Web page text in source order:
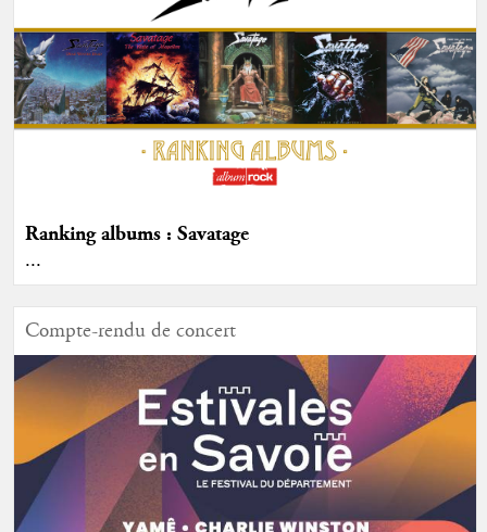
Ranking albums : Savatage
...
Compte-rendu de concert